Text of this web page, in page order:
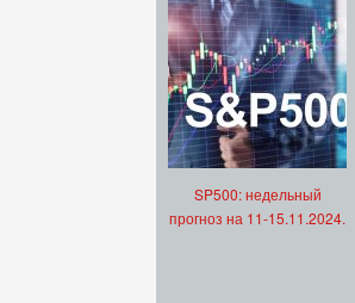
SP500: недельный
прогноз на 11-15.11.2024.